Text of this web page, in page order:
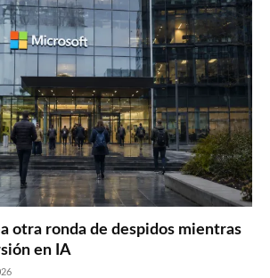
otra ronda de despidos mientras
en IA